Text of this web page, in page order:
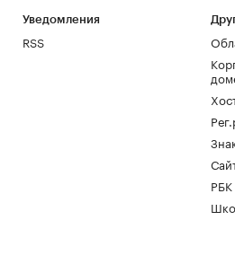
Уведомления
RSS